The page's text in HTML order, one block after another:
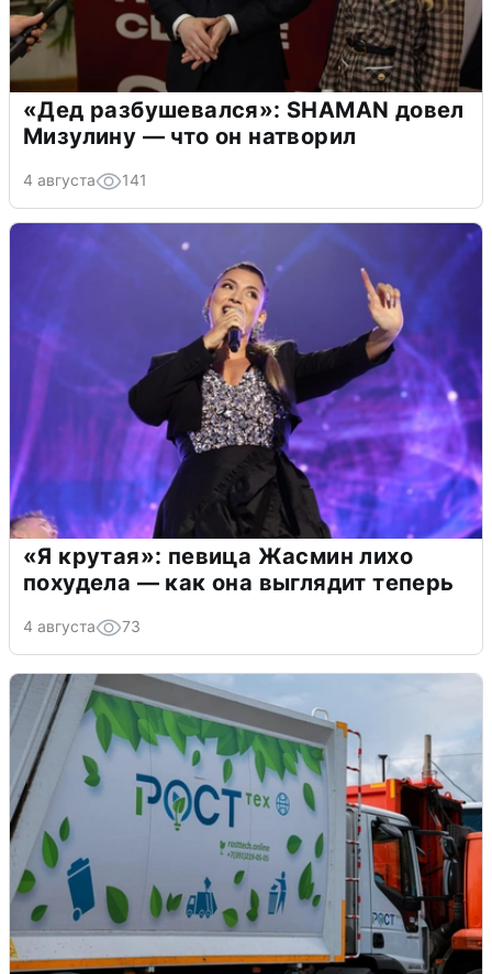
«Дед разбушевался»: SHAMAN довел
Мизулину — что он натворил
4 августа 141
«Я крутая»: певица Жасмин лихо
похудела — как она выглядит теперь
4 августа 73